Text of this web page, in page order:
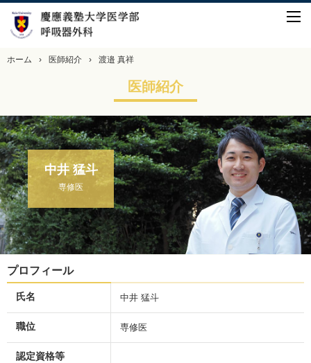
ホーム › 医師紹介 › 渡邉 真祥
医師紹介
中井 猛斗
専修医
プロフィール
氏名 中井 猛斗
職位 専修医
認定資格等